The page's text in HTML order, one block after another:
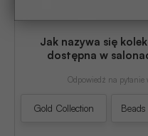
Jak nazywa się
dostępna w
Odpowiedź na
Gold Collection